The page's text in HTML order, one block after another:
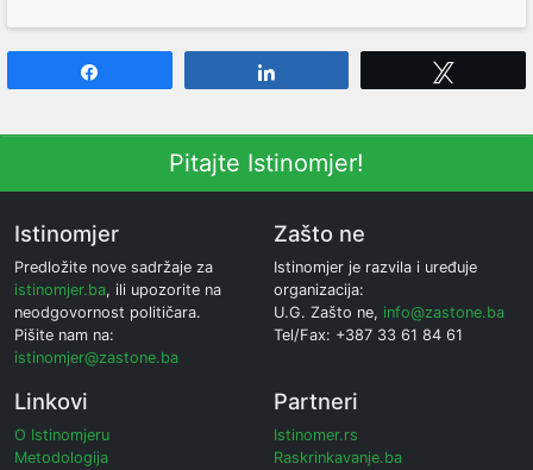
Pitajte Istinomjer!
Istinomjer
Predložite nove sadržaje za
istinomjer.ba, ili upozorite na
neodgovornost političara.
Pišite nam na:
istinomjer@zastone.ba
Zašto ne
Istinomjer je razvila i uređuje
organizacija:
U.G. Zašto ne, info@zastone.ba
Tel/Fax: +387 33 61 84 61
Linkovi
O Istinomjeru
Metodologija
Partneri
Istinomer.rs
Raskrinkavanje.ba